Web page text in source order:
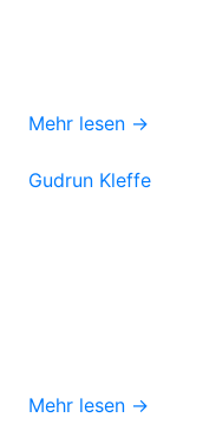
Mehr lesen →
Gudrun Kleffe
Mehr lesen →